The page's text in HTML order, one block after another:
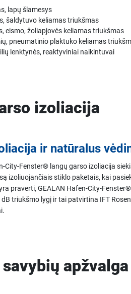
lapų šlamesys
šaldytuvo keliamas triukšmas
eismo, žoliapjovės keliamas triukšmas
pneumatinio plaktuko keliamas
lenktynės, reaktyviniai naikintuvai
izoliacija
ir natūralus
City-Fenster® langų garso izoliacija
izoliuojančiais stiklo paketais, kai
praverti, GEALAN Hafen-City-
triukšmo lygį ir tai patvirtina IFT
apžvalga